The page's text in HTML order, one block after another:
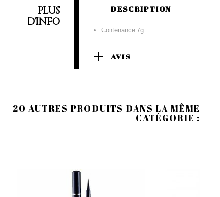
PLUS
D'INFO
DESCRIPTION
Contenance 7g
AVIS
20 AUTRES PRODUITS DANS LA MÊME
CATÉGORIE :